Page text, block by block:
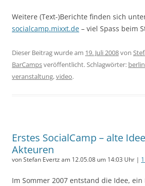
Weitere (Text-)Berichte finden sich
socialcamp.mixxt.de – viel Spass beim
Dieser Beitrag wurde am 19. Juli 2008von
BarCampsveröffentlicht. Schlagwörter: berlin
veranstaltung,video.
Erstes SocialCamp – alte
Akteuren
von Stefan Evertz am 12.05.08 um 14:03 Uhr |
Im Sommer 2007 entstand die Idee, ein